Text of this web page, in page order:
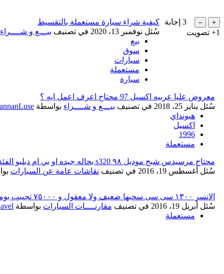
+1 تصويت
3 إجابة
كيفية شراء سيارة مستعملة بالتقسيط
سُئل نوفمبر 13، 2020 في تصنيف بيـــع و شــــراء
بيع
سوق
سيارات
مستعملة
سيارة
معروض عليا عربيه اكسيل 97 محتاج اعرف اعمل ايه ؟
سُئل يناير 25، 2018 في تصنيف بيـــع و شــــراء بواسطة
هيونداي
اكسيل
1996
مستعملة
محتاج مرسيدس شبح موديل ٩٨ s320 بحاله جيده او بي ام دبليو الفئة السابعة موديل ٢٠٠٣ الى ٢٠٠٧ ممكن اعرف السعر للسيارتين على ان يكونوا مدفوعين الجمارك
سُئل أغسطس 19، 2016 في تصنيف نقاشات عامة عن السيارات
الانسر ١٣٠٠ سى سى سحبها ضعيف ولا معقول و ٧٥٠٠٠ تجيبب بومة ١٦٠٠ ٢٠٠٦ او ٢٠٠٧
سُئل أبريل 19، 2016 في تصنيف مقارنــــات السيارات بواسطة
مستعملة
...